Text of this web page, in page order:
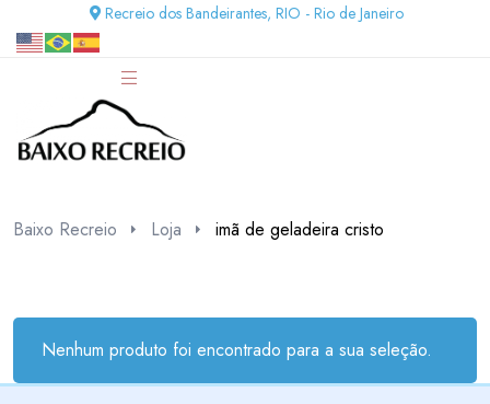
Recreio dos Bandeirantes, RIO - Rio de Janeiro
Baixo Recreio Loja imã de geladeira cristo
Nenhum produto foi encontrado para a sua seleção.